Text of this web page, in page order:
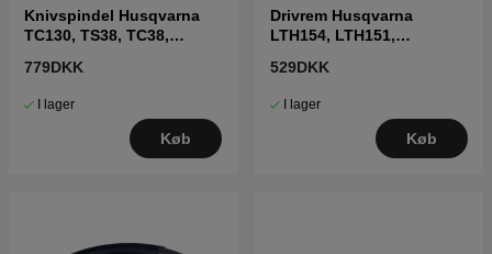
Knivspindel Husqvarna
TC130, TS38, TC38,
779DKK
I lager
Køb
Drivrem Husqvarna
LTH154, LTH151,
LT2216A2
529DKK
I lager
Køb